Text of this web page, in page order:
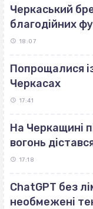
Черкаський
благодійних
18:07
Попрощалися
Черкасах
17:41
На Черкащині
вогонь
17:18
ChatGPT без
необмежені